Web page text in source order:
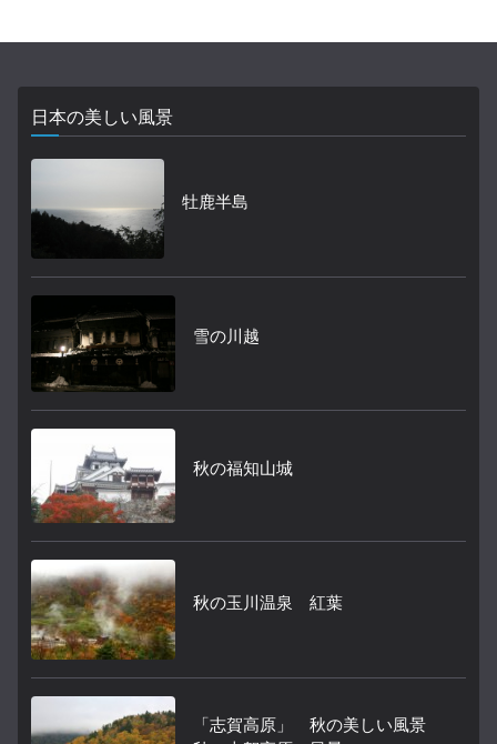
日本の美しい風景
牡鹿半島
雪の川越
秋の福知山城
秋の玉川温泉 紅葉
「志賀高原」 秋の美しい風景